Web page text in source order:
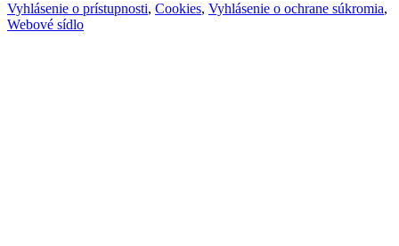
Vyhlásenie o prístupnosti, Cookies, Vyhlásenie o ochrane súkromia,
Webové sídlo